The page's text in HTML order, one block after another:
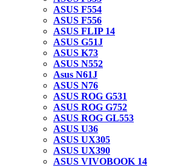
ASUS F554
ASUS F556
ASUS FLIP 14
ASUS G51J
ASUS K73
ASUS N552
Asus N61J
ASUS N76
ASUS ROG G531
ASUS ROG G752
ASUS ROG GL553
ASUS U36
ASUS UX305
ASUS UX390
ASUS VIVOBOOK 14